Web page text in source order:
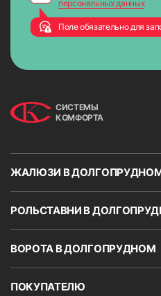
персональных данных
Поле обязательно для
СИСТЕМЫ
КОМФОРТА
ЖАЛЮЗИ В
РОЛЬСТАВНИ В
ВОРОТА В ДОЛГОПРУДНОМ
ПОКУПАТЕЛЮ